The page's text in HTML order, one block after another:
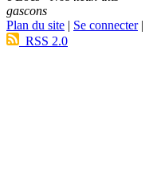
gascons
Plan du site | Se connecter|
RSS 2.0